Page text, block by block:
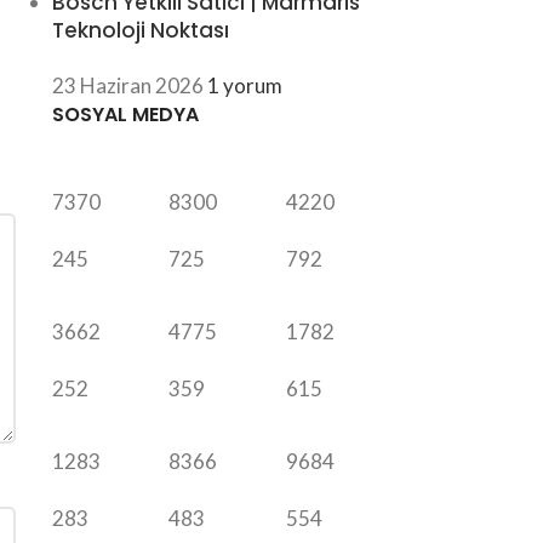
Teknoloji Noktası
23 Haziran 2026 1 yorum
SOSYAL MEDYA
7370
245
8300
725
4220
792
3662
252
4775
359
1782
615
1283
283
8366
483
9684
554